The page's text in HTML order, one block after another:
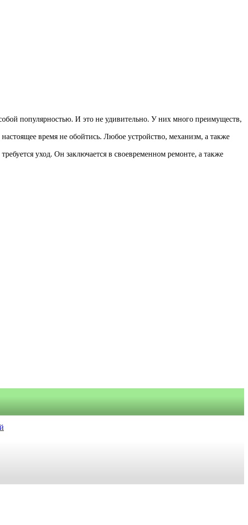
популярностью. И это не удивительно. У них много преимуществ,
время не обойтись. Любое устройство, механизм, а также
уход. Он заключается в своевременном ремонте, а также